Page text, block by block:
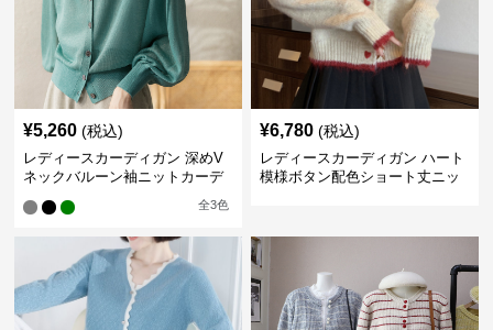
¥5,260 (税込)
レディースカーディガン 深めV
ネックバルーン袖ニットカーデ
全3色
¥6,780 (税込)
レディースカーディガン ハート
模様ボタン配色ショート丈ニッ